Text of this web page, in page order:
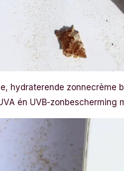
hydraterende zonnecrème
én UVB-zonbescherming